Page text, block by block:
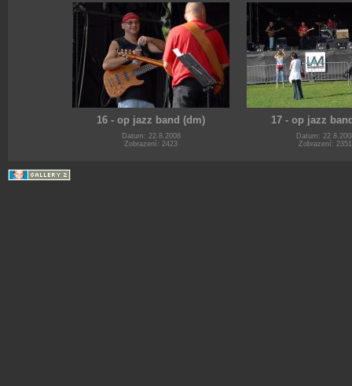
16 - op jazz band (dm)
Datum: 22.8.2008
Zobrazení: 2423
17 - op jazz
Datum:
Zobrazení: 2351